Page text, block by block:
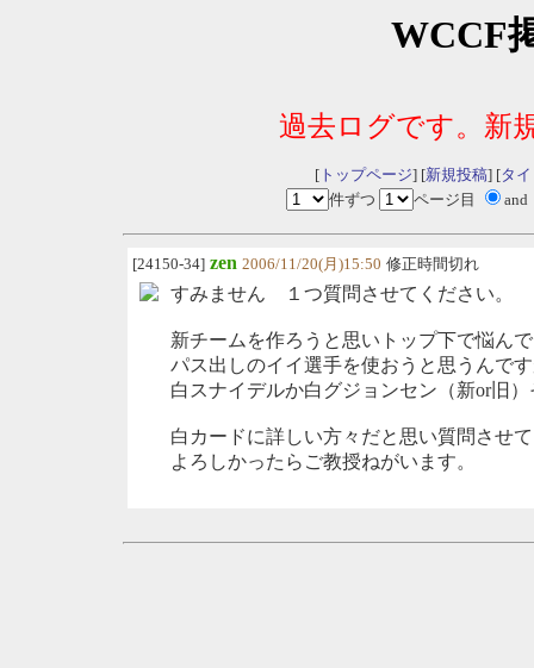
WCCF
過去ログです。新
[トップページ] [新規投稿] [タ
件ずつ
ページ目 and
[24150-34] zen 2006/11/20(月)15:50 修正時間切れ
すみません １つ質問させてください。
新チームを作ろうと思いトップ下で悩ん
パス出しのイイ選手を使おうと思うんで
白スナイデルか白グジョンセン（新or旧
白カードに詳しい方々だと思い質問させ
よろしかったらご教授ねがいます。